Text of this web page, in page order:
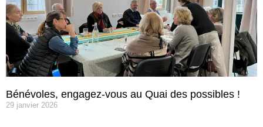
Bénévoles, engagez-vous au Quai des possibles !
29 janvier 2026